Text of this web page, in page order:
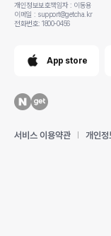
개인정보보호책임자 : 이동용
이메일 : support@getcha.kr
전화번호: 1800-0456
App store
서비스 이용약관 개인정